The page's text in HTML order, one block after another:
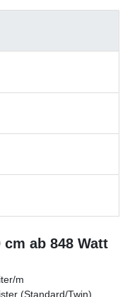
ab 848 Watt
m
(Standard/Twin)